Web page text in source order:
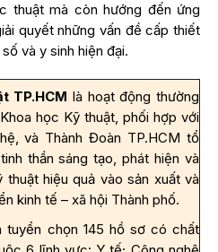
thuật mà còn hướng đến ứng
quyết những vấn đề cấp thiết
và y sinh hiện đại.
TP.HCM là hoạt động thường
học Kỹ thuật, phối hợp với
và Thành Đoàn TP.HCM tổ
thần sáng tạo, phát hiện và
hiệu quả vào sản xuất và
kinh tế – xã hội Thành phố.
tuyển chọn 145 hồ sơ có chất